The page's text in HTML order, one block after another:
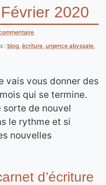
2020
: blog, écriture, urgence abyssale,
vais vous donner des
qui se termine.
sorte de nouvel
le rythme et si
nouvelles
d’écriture